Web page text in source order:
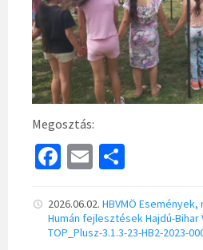
Megosztás:
Fa
b
o
E
ai
l
ar
e
2026.06.02. HBVMÖ Események,
Humán fejlesztések Hajdú-Bihar
TOP_Plusz-3.1.3-23-HB2-2023-